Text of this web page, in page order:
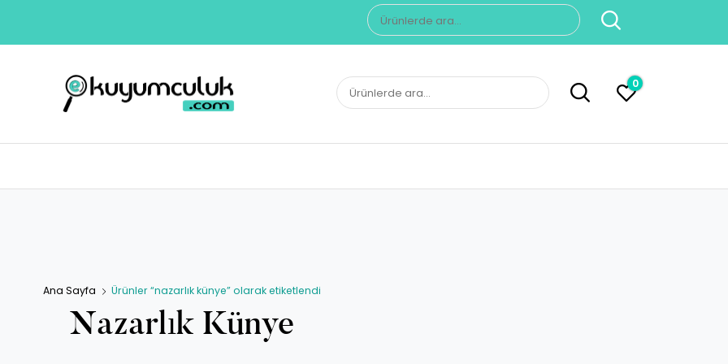
Ara:
E-KUYUMCULUK
Herkesin Kuyumcusu Ara: 0
Ana Sayfa Ürünler “nazarlık künye” olarak etiketlendi
Nazarlık Künye